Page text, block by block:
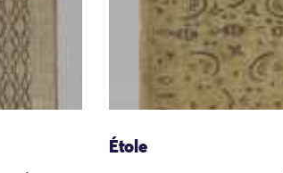
Étole